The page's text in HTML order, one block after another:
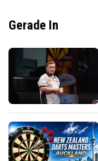
Gerade In